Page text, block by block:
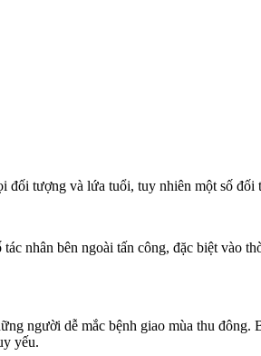
tượng và lứa tuổi, tuy nhiên một số đối
nhân bên ngoài tấn công, đặc biệt vào
người dễ mắc bệnh giao mùa thu
yếu.